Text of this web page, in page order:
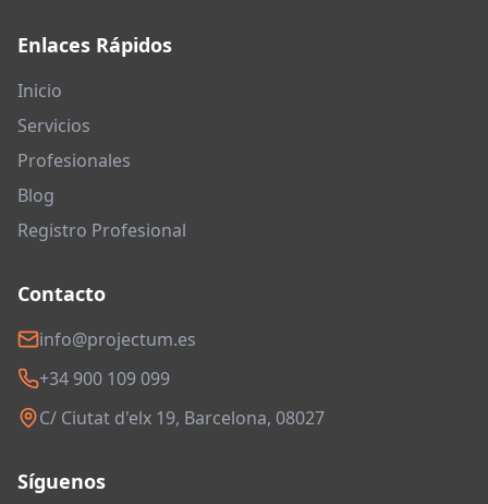
Enlaces Rápidos
Inicio
Servicios
Profesionales
Blog
Registro Profesional
Contacto
info@projectum.es
+34 900 109 099
C/ Ciutat d'elx 19, Barcelona, 08027
Síguenos